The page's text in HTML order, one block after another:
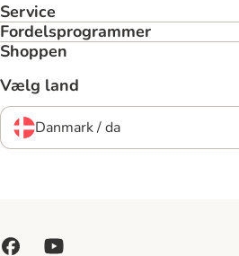
Service
Fordelsprogrammer
Shoppen
Vælg land
Danmark / da